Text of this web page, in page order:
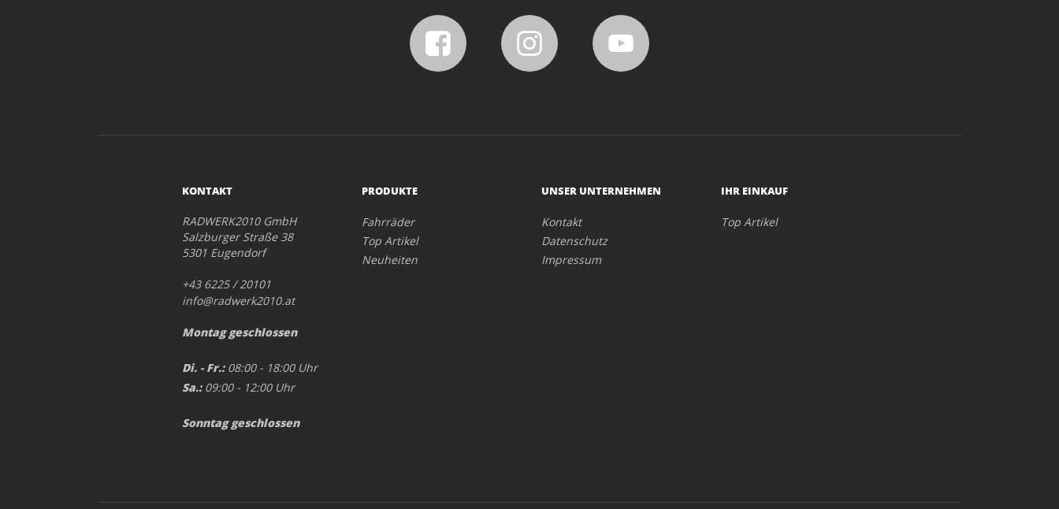
KONTAKT
RADWERK2010 GmbH
Salzburger Straße 38
5301 Eugendorf
+43 6225 / 20101
info@radwerk2010.at
Montag geschlossen
Di. - Fr.:08:00 - 18:00 Uhr
Sa.:09:00 - 12:00 Uhr
Sonntag geschlossen
PRODUKTE
Fahrräder
Top Artikel
Neuheiten
UNSER UNTERNEHMEN
Kontakt
Datenschutz
Impressum
IHR EINKAUF
Top Artikel